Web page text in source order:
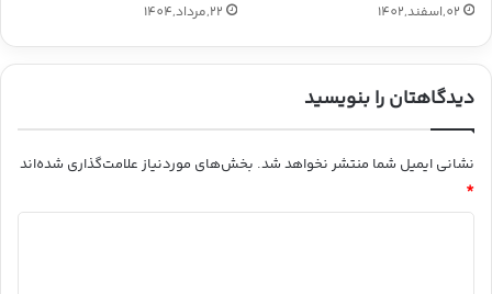
02,اسفند,1402 22,مرداد,1404
دیدگاهتان را بنویسید
نشانی ایمیل شما منتشر نخواهد شد. بخش‌های موردنیاز علامت‌گذاری شده‌اند
*